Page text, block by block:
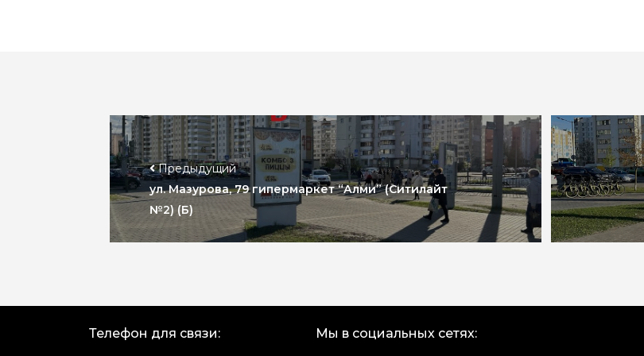
Предыдущий
ул. Мазурова, 79 гипермаркет “Алми” (Ситилайт
№2) (Б)
Телефон для связи: Мы в социальных сетях: